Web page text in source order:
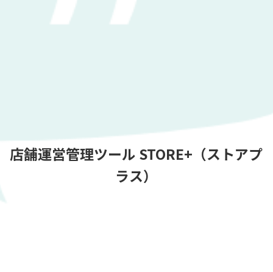
店舗運営管理ツール STORE+（ストアプ
ラス）